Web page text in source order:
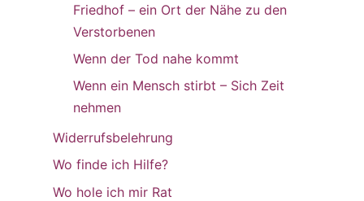
Friedhof – ein Ort der Nähe zu den
Verstorbenen
Wenn der Tod nahe kommt
Wenn ein Mensch stirbt – Sich Zeit
nehmen
Widerrufsbelehrung
Wo finde ich Hilfe?
Wo hole ich mir Rat